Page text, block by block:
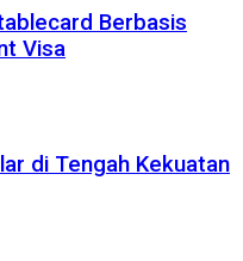
Berbasis
Visa
di Tengah Kekuatan